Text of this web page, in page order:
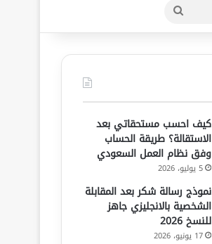
بحث
عن
كيف احسب مستحقاتي بعد
الاستقالة؟ طريقة الحساب
وفق نظام العمل السعودي
5 يوليو، 2026
نموذج رسالة شكر بعد المقابلة
الشخصية بالانجليزي جاهز
للنسخ 2026
17 يونيو، 2026